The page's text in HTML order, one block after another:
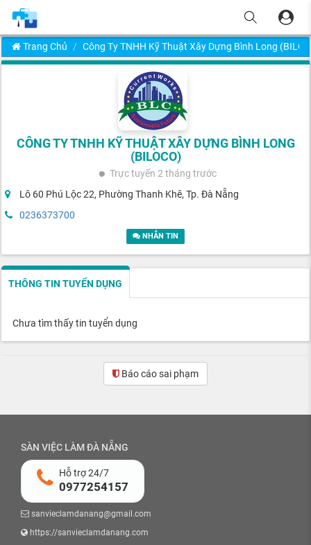
Trang Chủ Công Ty TNHH Kỹ Thuật Xây Dựng Bình Long
CÔNG TY TNHH KỸ THUẬT XÂY DỰNG BÌNH LONG
(BILOCO)
Trực tuyến 2 tháng trước
Lô 60 Phú Lộc 22, Phường Thanh Khê, Tp. Đà Nẵng
0236373700
NHẮN TIN
THÔNG TIN TUYỂN DỤNG
Chưa tìm thấy tin tuyển dụng
Báo cáo sai phạm
SÀN VIỆC LÀM ĐÀ NẴNG
Hỗ trợ 24/7
0977254157
sanvieclamdanang@gmail.com
https://sanvieclamdanang.com